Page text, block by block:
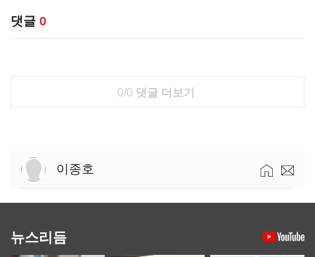
댓글 0
0/0 댓글 더보기
이종호
뉴스리듬